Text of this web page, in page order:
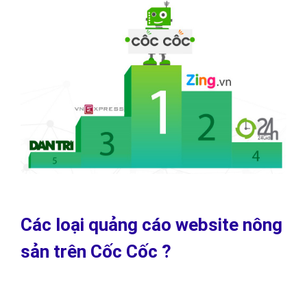
Các loại quảng cáo website nông
sản trên Cốc Cốc ?